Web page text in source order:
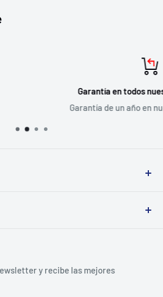
en todos nuestros productos
de un año en nuestros productos.
Oficiales de Blackmagic Design,
y recibe las mejores